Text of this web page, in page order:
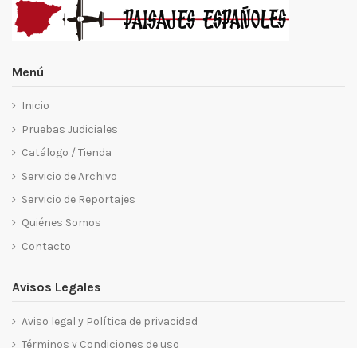
Menú
Inicio
Pruebas Judiciales
Catálogo / Tienda
Servicio de Archivo
Servicio de Reportajes
Quiénes Somos
Contacto
Avisos Legales
Aviso legal y Política de privacidad
Términos y Condiciones de uso